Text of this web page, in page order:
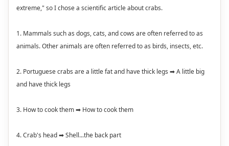
extreme," so I chose a scientific article about crabs.
1. Mammals such as dogs, cats, and cows are often referred to as
animals. Other animals are often referred to as birds, insects, etc.
2. Portuguese crabs are a little fat and have thick legs ➡ A little big
and have thick legs
3. How to cook them ➡ How to cook them
4. Crab's head ➡ Shell...the back part